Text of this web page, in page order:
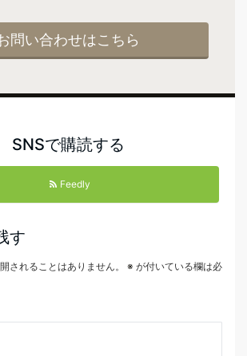
問い合わせはこちら
SNSで購読する
Feedly
す
されることはありません。 ※ が付いている欄は必